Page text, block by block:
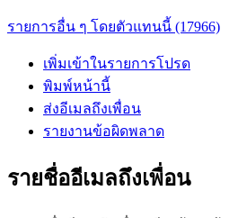
รายการอื่น ๆ โดยตัวแทนนี้ (17966)
เพิ่มเข้าในรายการโปรด
พิมพ์หน้านี้
ส่งอีเมลถึงเพื่อน
รายงานข้อผิดพลาด
รายชื่ออีเมลถึงเพื่อน